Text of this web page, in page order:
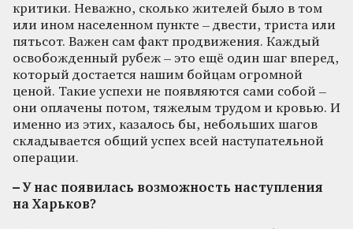
критики. Неважно, сколько жителей было в том
или ином населенном пункте – двести, триста или
пятьсот. Важен сам факт продвижения. Каждый
освобожденный рубеж – это ещё один шаг вперед,
который достается нашим бойцам огромной
ценой. Такие успехи не появляются сами собой –
они оплачены потом, тяжелым трудом и кровью. И
именно из этих, казалось бы, небольших шагов
складывается общий успех всей наступательной
операции.
– У нас появилась возможность наступления
на Харьков?